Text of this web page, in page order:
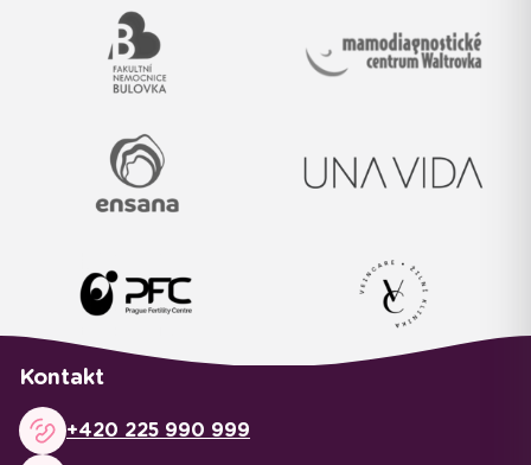
Kontakt
+420 225 990 999